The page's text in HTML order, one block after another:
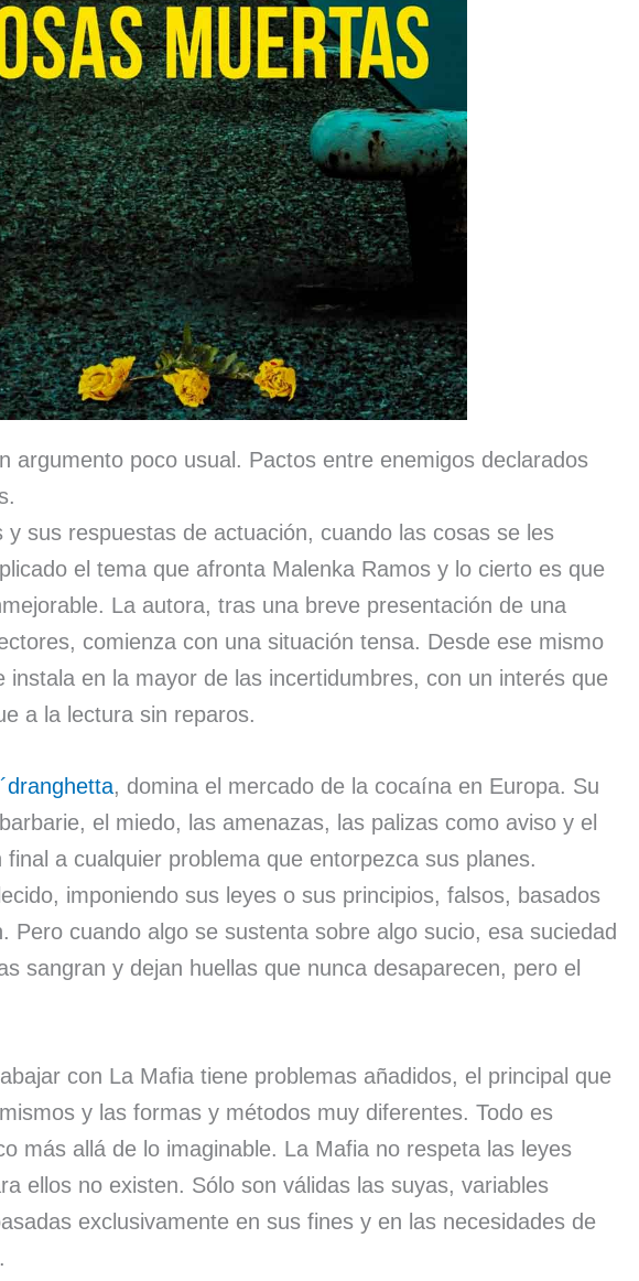
argumento poco usual. Pactos entre enemigos declarados
y sus respuestas de actuación, cuando las cosas se les
el tema que afronta Malenka Ramos y lo cierto es que
La autora, tras una breve presentación de una
comienza con una situación tensa. Desde ese mismo
instala en la mayor de las incertidumbres, con un interés que
a la lectura sin reparos.
, domina el mercado de la cocaína en Europa. Su
el miedo, las amenazas, las palizas como aviso y el
a cualquier problema que entorpezca sus planes.
imponiendo sus leyes o sus principios, falsos, basados
Pero cuando algo se sustenta sobre algo sucio, esa suciedad
sangran y dejan huellas que nunca desaparecen, pero el
con La Mafia tiene problemas añadidos, el principal que
y las formas y métodos muy diferentes. Todo es
más allá de lo imaginable. La Mafia no respeta las leyes
ellos no existen. Sólo son válidas las suyas, variables
exclusivamente en sus fines y en las necesidades de